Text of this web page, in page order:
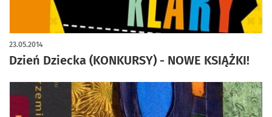
Dzień Dziecka (KONKURSY) - NOWE KSIĄŻKI!
23.05.2014